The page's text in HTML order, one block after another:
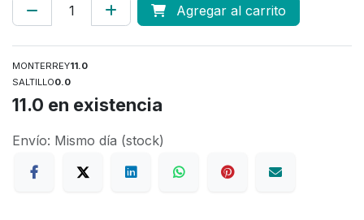
Agregar al carrito
MONTERREY11.0
SALTILLO0.0
11.0 en existencia
Envío: Mismo día (stock)